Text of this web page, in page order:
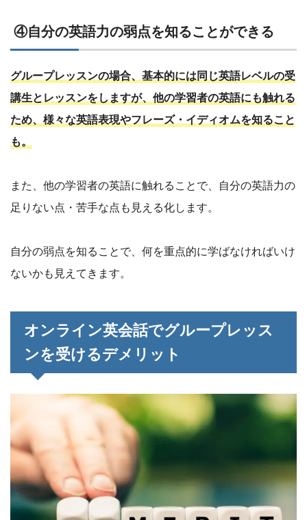
④自分の英語力の弱点を知ることができる
グループレッスンの場合、基本的には同じ英語レベルの受
講生とレッスンをしますが、他の学習者の英語にも触れる
ため、様々な英語表現やフレーズ・イディオムを知ること
も。
また、他の学習者の英語に触れることで、自分の英語力の
足りない点・苦手な点も見える化します。
自分の弱点を知ることで、何を重点的に学ばなければいけ
ないかも見えてきます。
オンライン英会話でグループレッス
ンを受けるデメリット